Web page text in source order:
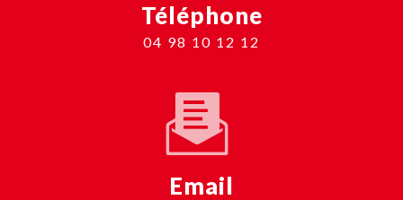
Téléphone
04 98 10 12 12
Email